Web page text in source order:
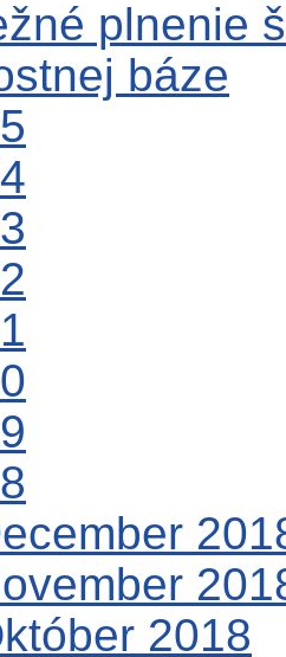
plnenie
báze
2018